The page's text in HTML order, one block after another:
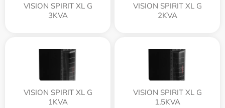
VISION SPIRIT XL G
3KVA
VISION SPIRIT XL G
2KVA
VISION SPIRIT XL G
1KVA
VISION SPIRIT XL G
1,5KVA